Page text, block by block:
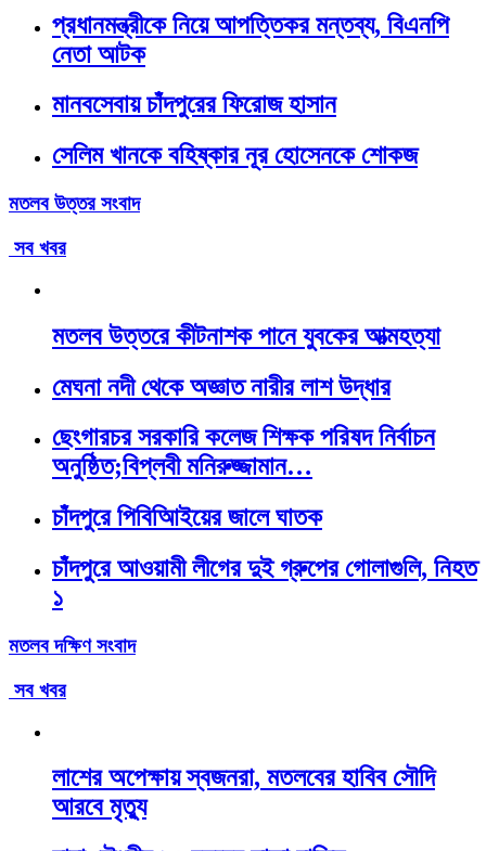
প্রধানমন্ত্রীকে নিয়ে আপত্তিকর মন্তব্য, বিএনপি
নেতা আটক
মানবসেবায় চাঁদপুরের ফিরোজ হাসান
সেলিম খানকে বহিষ্কার নূর হোসেনকে শোকজ
মতলব উত্তর সংবাদ
সব খবর
মতলব উত্তরে কীটনাশক পানে যুবকের আত্মহত্যা
মেঘনা নদী থেকে অজ্ঞাত নারীর লাশ উদ্ধার
ছেংগারচর সরকারি কলেজ শিক্ষক পরিষদ নির্বাচন
অনুষ্ঠিত;বিপ্লবী মনিরুজ্জামান…
চাঁদপুরে পিবিআিইয়ের জালে ঘাতক
চাঁদপুরে আওয়ামী লীগের দুই গ্রুপের গোলাগুলি, নিহত
১
মতলব দক্ষিণ সংবাদ
সব খবর
লাশের অপেক্ষায় স্বজনরা, মতলবের হাবিব সৌদি
আরবে মৃত্যু